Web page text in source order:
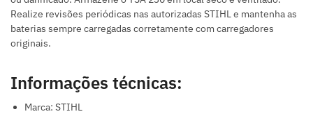
Realize revisões periódicas nas autorizadas STIHL e mantenha as
baterias sempre carregadas corretamente com carregadores
originais.
Informações técnicas:
Marca: STIHL